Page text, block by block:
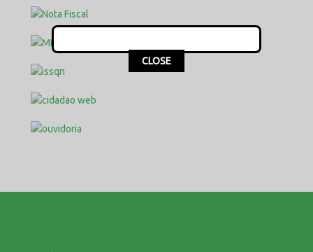
This popup will close in:
CLOSE